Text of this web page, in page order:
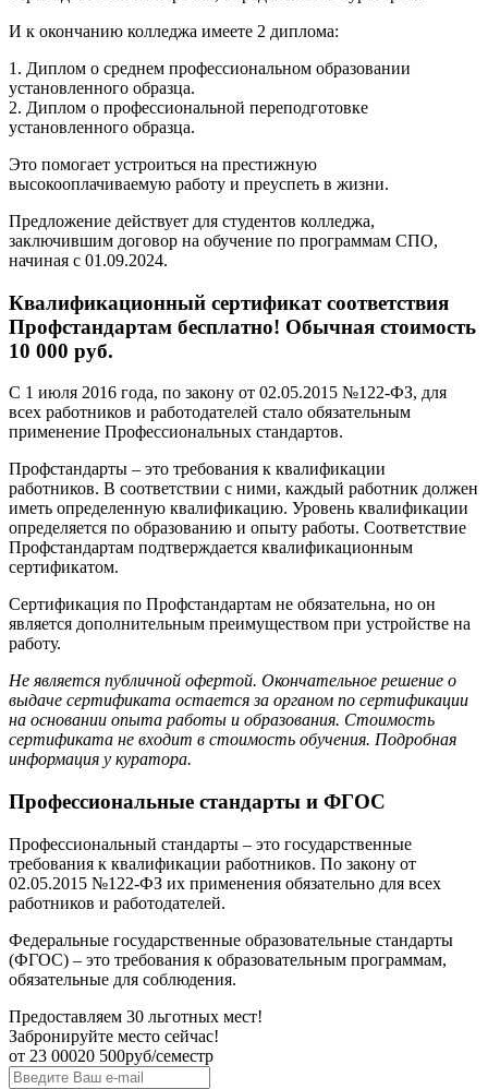
И к окончанию колледжа имеете 2 диплома:
1. Диплом о среднем профессиональном образовании
установленного образца.
2. Диплом о профессиональной переподготовке
установленного образца.
Это помогает устроиться на престижную
высокооплачиваемую работу и преуспеть в жизни.
Предложение действует для студентов колледжа,
заключившим договор на обучение по программам СПО,
начиная с 01.09.2024.
Квалификационный сертификат соответствия
Профстандартам бесплатно! Обычная стоимость
10 000 руб.
С 1 июля 2016 года, по закону от 02.05.2015 №122-ФЗ, для
всех работников и работодателей стало обязательным
применение Профессиональных стандартов.
Профстандарты – это требования к квалификации
работников. В соответствии с ними, каждый работник должен
иметь определенную квалификацию. Уровень квалификации
определяется по образованию и опыту работы. Соответствие
Профстандартам подтверждается квалификационным
сертификатом.
Сертификация по Профстандартам не обязательна, но он
является дополнительным преимуществом при устройстве на
работу.
Не является публичной офертой. Окончательное решение о
выдаче сертификата остается за органом по сертификации
на основании опыта работы и образования. Стоимость
сертификата не входит в стоимость обучения. Подробная
информация у куратора.
Профессиональные стандарты и ФГОС
Профессиональный стандарты – это государственные
требования к квалификации работников. По закону от
02.05.2015 №122-ФЗ их применения обязательно для всех
работников и работодателей.
Федеральные государственные образовательные стандарты
(ФГОС) – это требования к образовательным программам,
обязательные для соблюдения.
Предоставляем 30 льготных мест!
Забронируйте место сейчас!
от 23 00020 500руб/семестр